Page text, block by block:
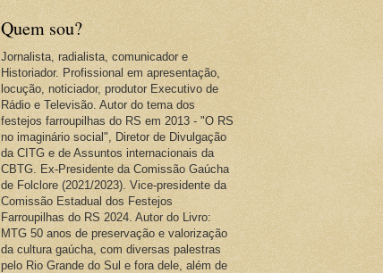
Quem sou?
Jornalista, radialista, comunicador e
Historiador. Profissional em apresentação,
locução, noticiador, produtor Executivo de
Rádio e Televisão. Autor do tema dos
festejos farroupilhas do RS em 2013 - "O RS
no imaginário social", Diretor de Divulgação
da CITG e de Assuntos internacionais da
CBTG. Ex-Presidente da Comissão Gaúcha
de Folclore (2021/2023). Vice-presidente da
Comissão Estadual dos Festejos
Farroupilhas do RS 2024. Autor do Livro:
MTG 50 anos de preservação e valorização
da cultura gaúcha, com diversas palestras
pelo Rio Grande do Sul e fora dele, além de